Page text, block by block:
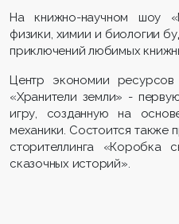
На книжно-научном шоу
физики, химии и биологии
приключений любимых
Центр экономии ресурсов
«Хранители земли» -
игру, созданную на
механики. Состоится также
сторителлинга
сказочных историй».